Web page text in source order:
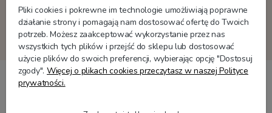
Pliki cookies i pokrewne im technologie umożliwiają poprawne
działanie strony i pomagają nam dostosować ofertę do Twoich
potrzeb. Możesz zaakceptować wykorzystanie przez nas
wszystkich tych plików i przejść do sklepu lub dostosować
użycie plików do swoich preferencji, wybierając opcję "Dostosuj
zgody". Więcej o plikach cookies przeczytasz w naszej Polityce
prywatności.